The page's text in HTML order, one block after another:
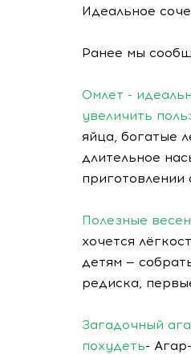
Идеальное
Ранее мы
Омлет -
увеличить
яйца, богатые
длительное
Полезные
хочется
детям —
редиска,
Загадочный
похудеть-